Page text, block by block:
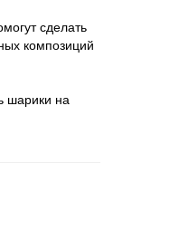
сделать
композиций
шарики на